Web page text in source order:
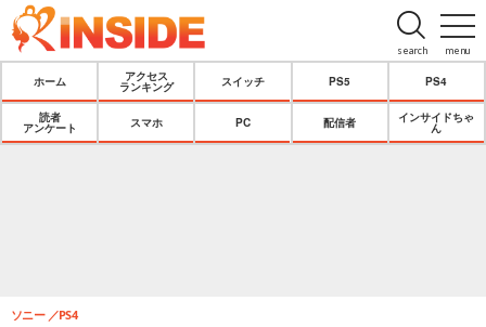
menu
search
ホーム
アクセス
ランキング
スイッチ PS5 PS4
読者
アンケート
スマホ PC 配信者
インサイドちゃ
ん
ソニー PS4